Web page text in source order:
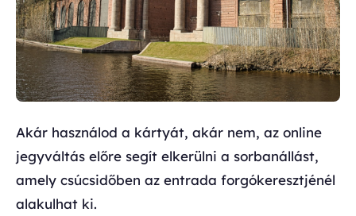
Akár használod a kártyát, akár nem, az online
jegyváltás előre segít elkerülni a sorbanállást,
amely csúcsidőben az entrada forgókeresztjénél
alakulhat ki.